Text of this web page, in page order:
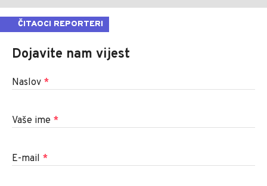
ČITAOCI REPORTERI
Dojavite nam vijest
Naslov *
Vaše ime *
E-mail *